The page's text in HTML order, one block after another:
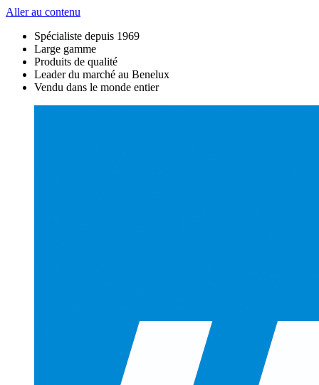
Aller au contenu
Spécialiste depuis 1969
Large gamme
Produits de qualité
Leader du marché au Benelux
Vendu dans le monde entier